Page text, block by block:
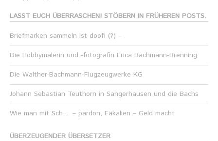
LASST EUCH ÜBERRASCHEN! STÖBERN IN FRÜHEREN POSTS.
Briefmarken sammeln ist doof! (?) –
Die Hobbymalerin und -fotografin Erica Bachmann-Brenning
Die Walther-Bachmann-Flugzeugwerke KG
Johann Sebastian Teuthorn in Sangerhausen und die Bachs
Wie man mit Sch… – pardon, Fäkalien – Geld macht
ÜBERZEUGENDER ÜBERSETZER